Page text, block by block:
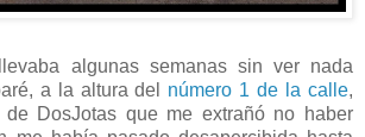
algunas semanas sin ver nada
a la altura del número 1 de la calle,
de DosJotas que me extrañó no haber